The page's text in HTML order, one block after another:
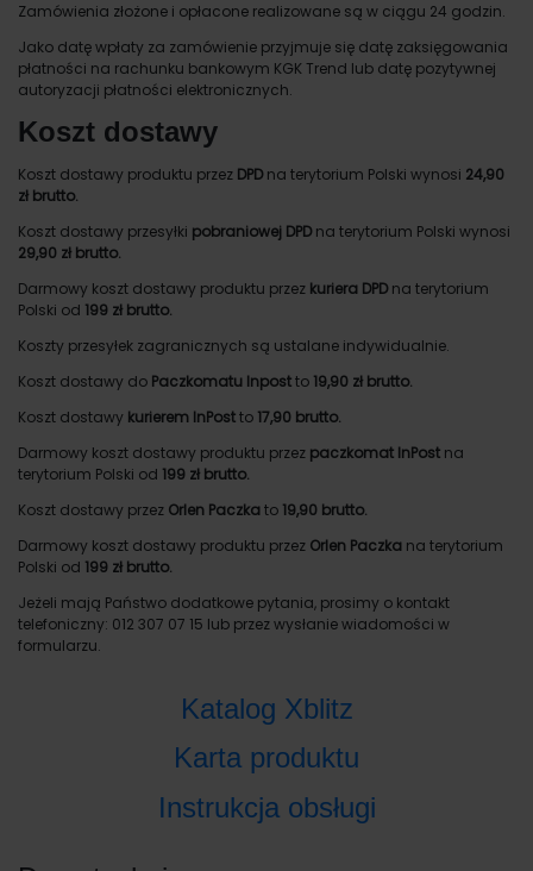
Zamówienia złożone i opłacone realizowane są w ciągu 24 godzin.
Jako datę wpłaty za zamówienie przyjmuje się datę zaksięgowania
płatności na rachunku bankowym KGK Trend lub datę pozytywnej
autoryzacji płatności elektronicznych.
Koszt dostawy
Koszt dostawy produktu przez DPDna terytorium Polski wynosi 24,90
zł brutto.
Koszt dostawy przesyłki pobraniowej DPDna terytorium Polski wynosi
29,90 zł brutto.
Darmowy koszt dostawy produktu przez kuriera DPDna terytorium
Polski od 199 zł brutto.
Koszty przesyłek zagranicznych są ustalane indywidualnie.
Koszt dostawy do Paczkomatu Inpostto 19,90 zł brutto.
Koszt dostawy kurierem InPostto 17,90 brutto.
Darmowy koszt dostawy produktu przez paczkomat InPost na
terytorium Polski od 199 zł brutto.
Koszt dostawy przez Orlen Paczkato 19,90 brutto.
Darmowy koszt dostawy produktu przez Orlen Paczka na terytorium
Polski od 199 zł brutto.
Jeżeli mają Państwo dodatkowe pytania, prosimy o kontakt
telefoniczny: 012 307 07 15 lub przez wysłanie wiadomości w
formularzu.
Katalog Xblitz
Karta produktu
Instrukcja obsługi